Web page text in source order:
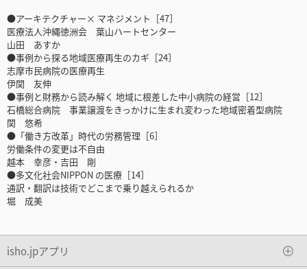
●アーキテクチャー× マネジメント［47］
医療法人沖縄徳洲会 葉山ハートセンター
山田 あすか
●事例から探る地域医療再生のカギ［24］
志摩市民病院の医療再生
伊関 友伸
●事例と財務から読み解く 地域に根差した中小病院の経営［12］
石橋総合病院 事業譲渡をきっかけに生まれ変わった地域密着型病院
関 悠希
●「働き方改革」時代の労務管理［6］
労働条件の変更は不自由
越本 幸彦・吉田 剛
●多文化社会NIPPON の医療［14］
通訳・翻訳は技術でどこまで乗り越えられるか
堀 成美
isho.jpアプリ